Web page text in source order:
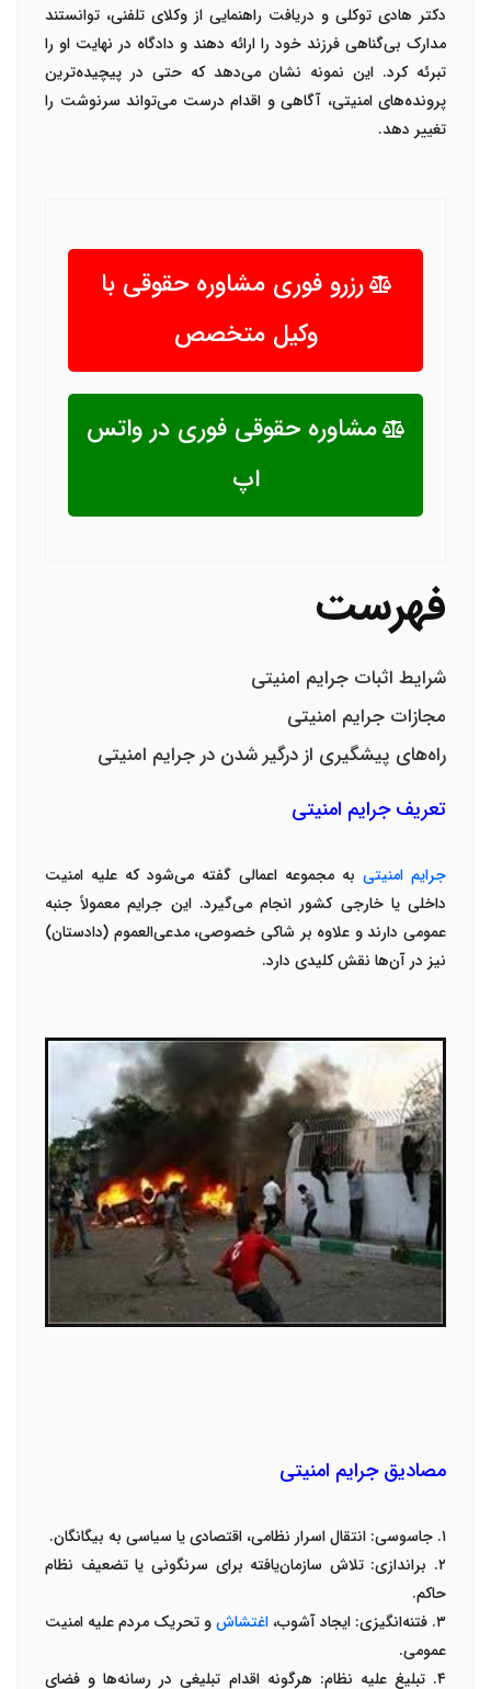
دکتر هادی توکلی و دریافت راهنمایی از وکلای تلفنی، توانستند
مدارک بی‌گناهی فرزند خود را ارائه دهند و دادگاه در نهایت او را
تبرئه کرد. این نمونه نشان می‌دهد که حتی در پیچیده‌ترین
پرونده‌های امنیتی، آگاهی و اقدام درست می‌تواند سرنوشت را
تغییر دهد.
رزرو فوری مشاوره حقوقی با
وکیل متخصص
مشاوره حقوقی فوری در واتس
اپ
فهرست
شرایط اثبات جرایم امنیتی
مجازات جرایم امنیتی
راه‌های پیشگیری از درگیر شدن در جرایم امنیتی
تعریف جرایم امنیتی
جرایم امنیتی به مجموعه اعمالی گفته می‌شود که علیه امنیت
داخلی یا خارجی کشور انجام می‌گیرد. این جرایم معمولاً جنبه
عمومی دارند و علاوه بر شاکی خصوصی، مدعی‌العموم (دادستان)
نیز در آن‌ها نقش کلیدی دارد.
مصادیق جرایم امنیتی
۱. جاسوسی: انتقال اسرار نظامی، اقتصادی یا سیاسی به بیگانگان.
۲. براندازی:تلاش سازمان‌یافته برای سرنگونی یا تضعیف نظام
حاکم.
۳. فتنه‌انگیزی: ایجاد آشوب، اغتشاشو تحریک مردم علیه امنیت
عمومی.
۴.تبلیغ علیه نظام: هرگونه اقدام تبلیغی در رسانه‌ها و فضای